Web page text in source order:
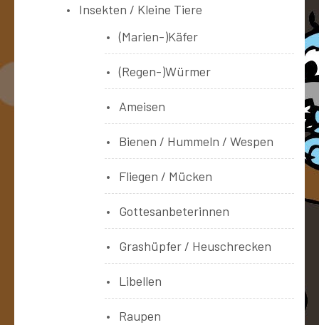
Insekten / Kleine Tiere
(Marien-)Käfer
(Regen-)Würmer
Ameisen
Bienen / Hummeln / Wespen
Fliegen / Mücken
Gottesanbeterinnen
Grashüpfer / Heuschrecken
Libellen
Raupen